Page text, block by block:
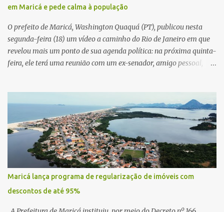
em Maricá e pede calma à população
O prefeito de Maricá, Washington Quaquá (PT), publicou nesta
segunda-feira (18) um vídeo a caminho do Rio de Janeiro em que
revelou mais um ponto de sua agenda política: na próxima quinta-
feira, ele terá uma reunião com um ex-senador, amigo pessoal,
atenção pela ousadia do projeto, que colocaria Maricá em um
novo patamar de visibilidade tecnológica e estratégica. Segundo
Quaquá, a conversa será o início de um debate maior sobre a
viabilidade dessa estrutura na cidade. Durante o vídeo, o prefeito
também respondeu às críticas que vem recebendo. Segundo ele,
muitas pessoas estão dizendo que promete muito, mas não estaria
entregando resultados imediatos. Quaquá pediu paciência e
garantiu que os frutos começarão a aparecer em breve. “O pessoal
fala que eu prometo muito, mas não faço nada. Eu digo: calma.
Vocês Esperam, daqui a um ano o que será feito em Mari...
Maricá lança programa de regularização de imóveis com
descontos de até 95%